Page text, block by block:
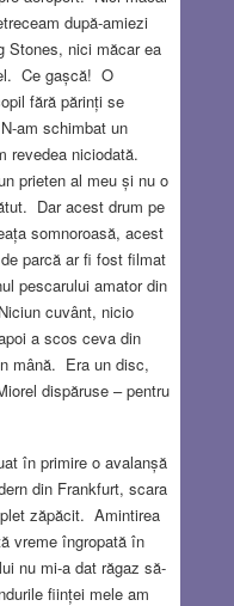
după-amiezi
Stones, nici măcar ea
Ce gașcă! O
fără părinți se
am schimbat un
revedea niciodată.
prieten al meu și nu o
Dar acest drum pe
somnoroasă, acest
parcă ar fi fost filmat
pescarului amator din
cuvânt, nicio
a scos ceva din
mână. Era un disc,
dispăruse – pentru
în primire o avalanșă
din Frankfurt, scara
zăpăcit. Amintirea
vreme îngropată în
nu mi-a dat răgaz să-
ființei mele am